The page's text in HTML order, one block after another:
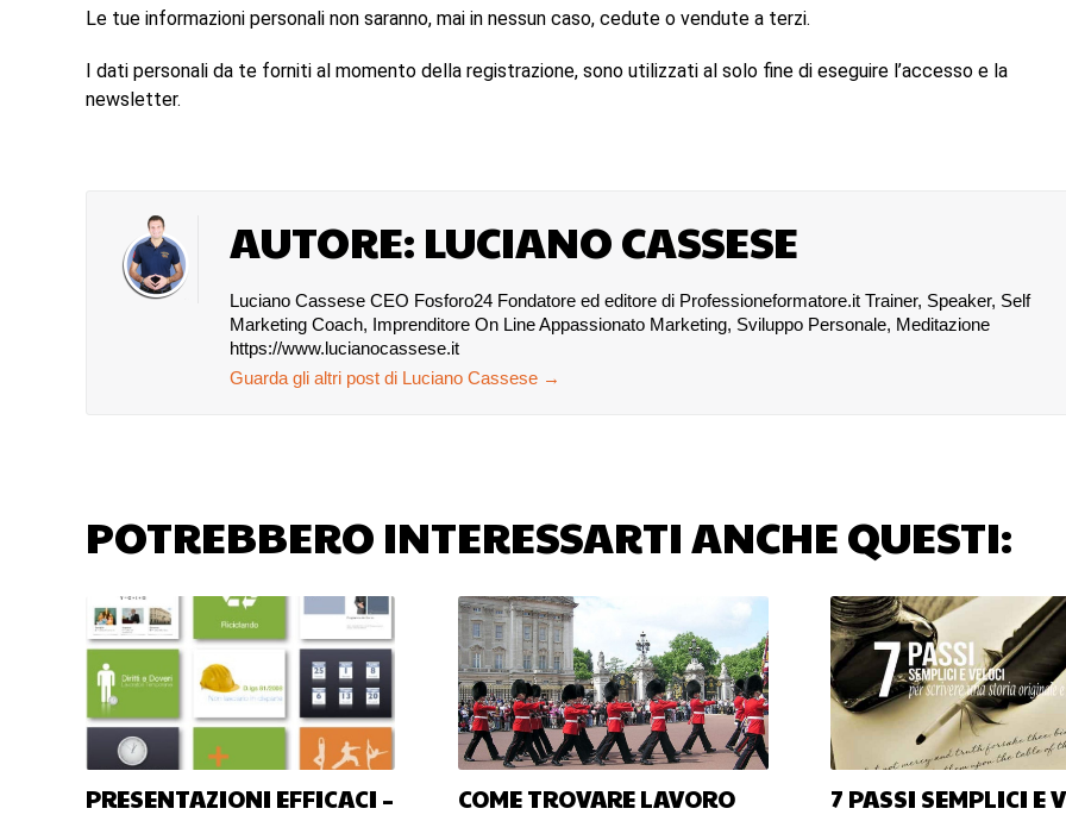
Le tue informazioni personali non saranno, mai in nessun caso, cedute o vendute a terzi.
I dati personali da te forniti al momento della registrazione, sono utilizzati al solo fine di eseguire l’accesso e la
newsletter.
AUTORE: LUCIANO CASSESE
Luciano Cassese CEO Fosforo24 Fondatore ed editore di Professioneformatore.it Trainer, Speaker, Self
Marketing Coach, Imprenditore On Line Appassionato Marketing, Sviluppo Personale, Meditazione
https://www.lucianocassese.it
Guarda gli altri post di Luciano Cassese →
POTREBBERO INTERESSARTI ANCHE QUESTI:
PRESENTAZIONI EFFICACI –
COME TROVARE LAVORO
7 PASSI SEMPLICI E